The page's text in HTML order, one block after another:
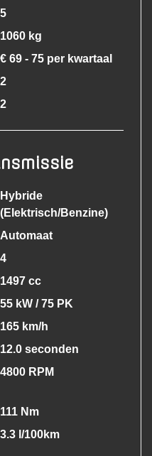
5
1060 kg
€ 69 - 75 per kwartaal
2
2
Hybride
(Elektrisch/Benzine)
Automaat
4
1497 cc
55 kW / 75 PK
165 km/h
12.0 seconden
4800 RPM
111 Nm
3.3 l/100km